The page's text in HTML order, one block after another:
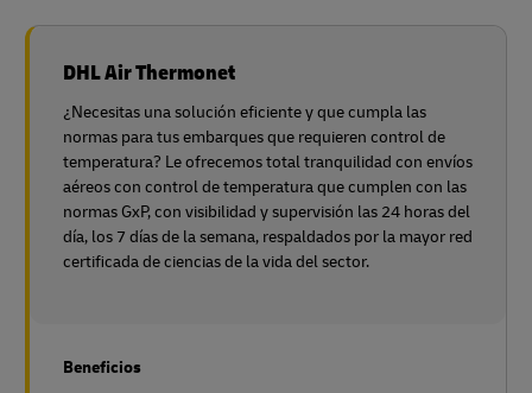
DHL Air Thermonet
¿Necesitas una solución eficiente y que cumpla las
normas para tus embarques que requieren control de
temperatura? Le ofrecemos total tranquilidad con envíos
aéreos con control de temperatura que cumplen con las
normas GxP, con visibilidad y supervisión las 24 horas del
día, los 7 días de la semana, respaldados por la mayor red
certificada de ciencias de la vida del sector.
Beneficios